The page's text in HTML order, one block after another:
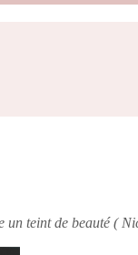
un teint de beauté (